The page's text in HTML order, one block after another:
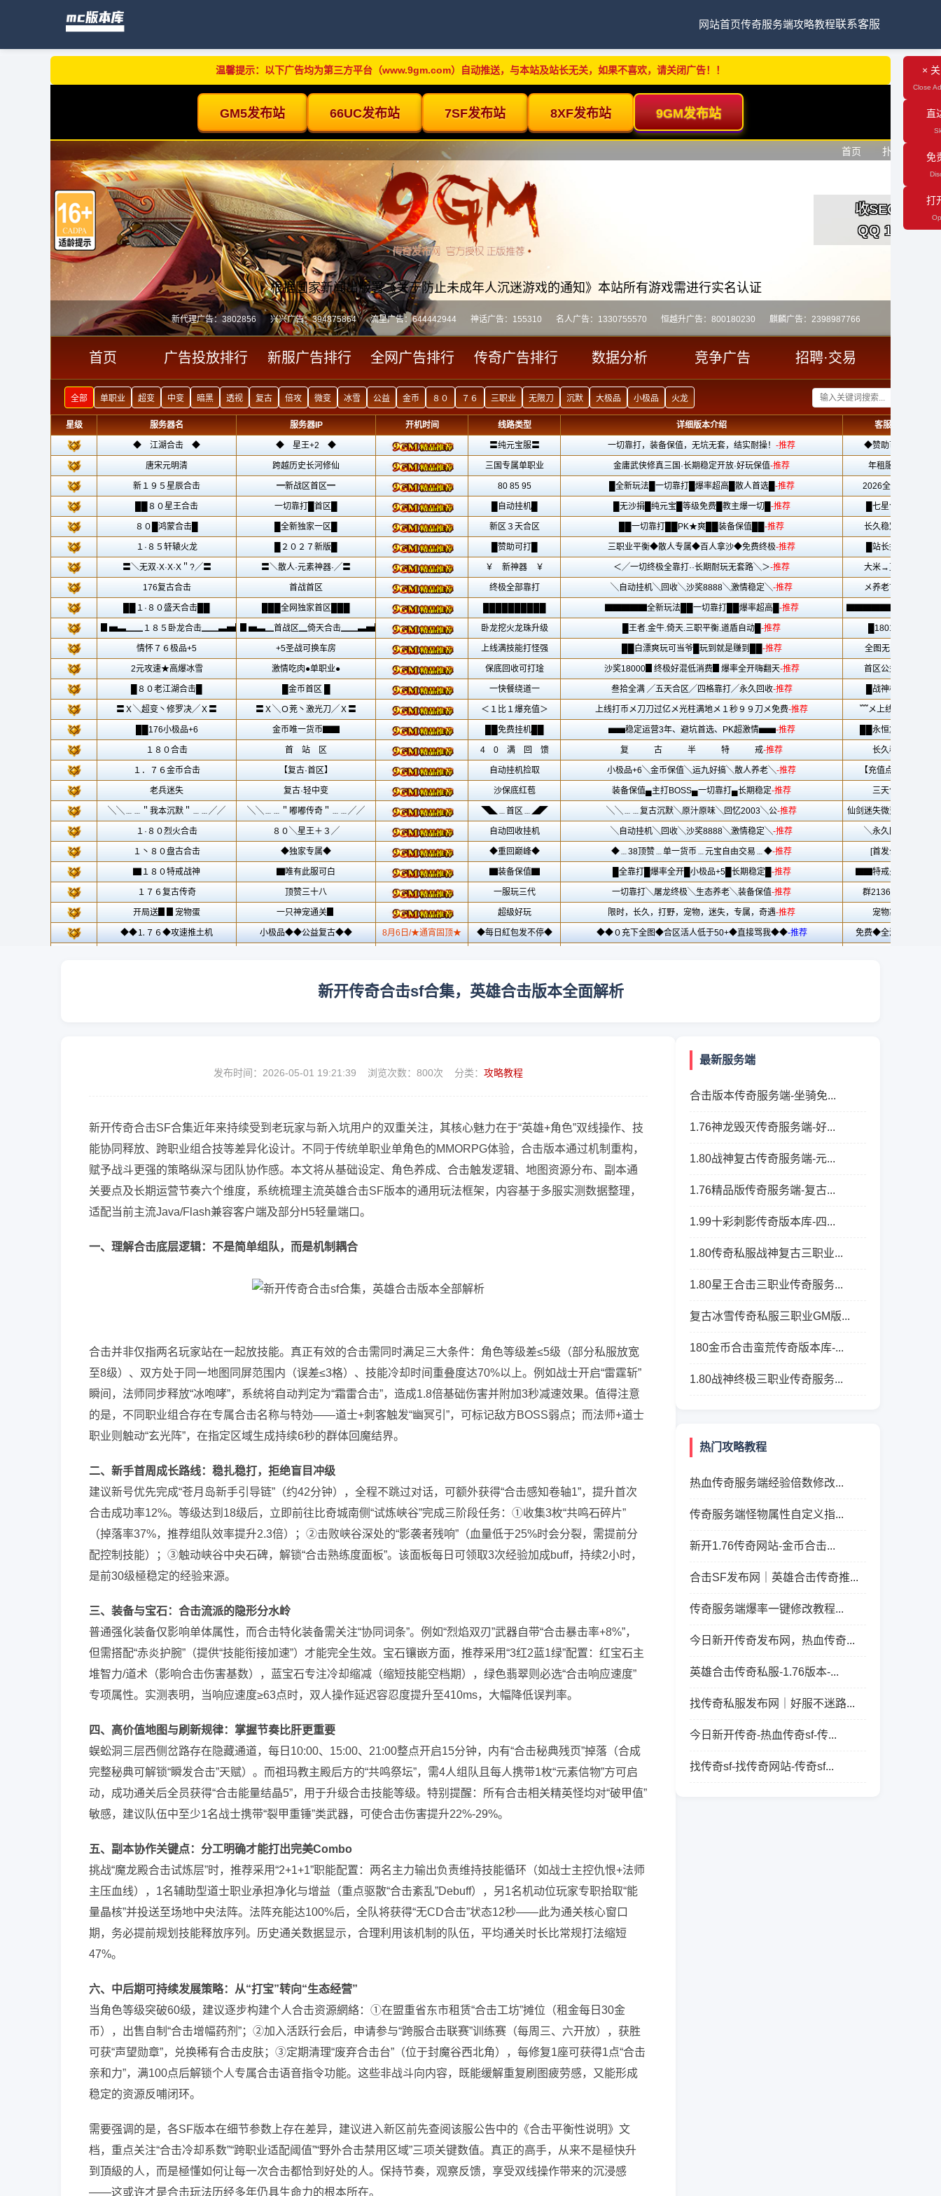
网站首页传奇服务端攻略教程联系客服
温馨提示：以下广告均为第三方平台（www.9gm.com）自动推送，与本站及站长无关，如果不喜欢，请关闭广告！！ ×
Close
直
免
打
新开传奇合击sf合集，英雄合击版本全面解析
发布时间：2026-05-01 19:21:39 浏览次数： 800次 分类： 攻略教程
新开传奇合击SF合集近年来持续受到老玩家与新入坑用户的双重关注，其核心魅力在于“英雄+角色”双线操作、技
能协同释放、跨职业组合技等差异化设计。不同于传统单职业单角色的MMORPG体验，合击版本通过机制重构，
赋予战斗更强的策略纵深与团队协作感。本文将从基础设定、角色养成、合击触发逻辑、地图资源分布、副本通
关要点及长期运营节奏六个维度，系统梳理主流英雄合击SF版本的通用玩法框架，内容基于多服实测数据整理，
适配当前主流Java/Flash兼容客户端及部分H5轻量端口。
一、理解合击底层逻辑：不是简单组队，而是机制耦合
合击并非仅指两名玩家站在一起放技能。真正有效的合击需同时满足三大条件：角色等级差≤5级（部分私服放宽
至8级）、双方处于同一地图同屏范围内（误差≤3格）、技能冷却时间重叠度达70%以上。例如战士开启“雷霆斩”
瞬间，法师同步释放“冰咆哮”，系统将自动判定为“霜雷合击”，造成1.8倍基础伤害并附加3秒减速效果。值得注意
的是，不同职业组合存在专属合击名称与特効——道士+刺客触发“幽冥引”，可标记敌方BOSS弱点；而法师+道士
职业则触动“玄光阵”，在指定区域生成持续6秒的群体回魔结界。
二、新手首周成长路线：稳扎稳打，拒绝盲目冲级
建议新号优先完成“苍月岛新手引导链”（约42分钟），全程不跳过对话，可额外获得“合击感知卷轴1”，提升首次
合击成功率12%。等级达到18级后，立即前往比奇城南侧“试炼峡谷”完成三阶段任务：①收集3枚“共鸣石碎片”
（掉落率37%，推荐组队效率提升2.3倍）；②击败峡谷深处的“影袭者残响”（血量低于25%时会分裂，需提前分
配控制技能）；③触动峡谷中央石碑，解锁“合击熟练度面板”。该面板每日可领取3次经验加成buff，持续2小时，
是前30级極稳定的经验来源。
三、装备与宝石：合击流派的隐形分水岭
普通强化装备仅影响单体属性，而合击特化装备需关注“协同词条”。例如“烈焰双刃”武器自带“合击暴击率+8%”，
但需搭配“赤炎护腕”（提供“技能衔接加速”）才能完全生效。宝石镶嵌方面，推荐采用“3红2蓝1绿”配置：红宝石主
堆智力/道术（影响合击伤害基数），蓝宝石专注冷却缩减（缩短技能空档期），绿色翡翠则必选“合击响应速度”
专项属性。实测表明，当响应速度≥63点时，双人操作延迟容忍度提升至410ms，大幅降低误判率。
四、高价值地图与刷新规律：掌握节奏比肝更重要
蜈蚣洞三层西侧岔路存在隐藏通道，每日10:00、15:00、21:00整点开启15分钟，内有“合击秘典残页”掉落（合成
完整秘典可解锁“瞬发合击”天赋）。而祖玛教主殿后方的“共鸣祭坛”，需4人组队且每人携带1枚“元素信物”方可启
动，成功通关后全员获得“合击能量结晶5”，用于升级合击技能等级。特别提醒：所有合击相关精英怪均对“破甲值”
敏感，建议队伍中至少1名战士携带“裂甲重锤”类武器，可使合击伤害提升22%-29%。
五、副本协作关键点：分工明确才能打出完美Combo
挑战“魔龙殿合击试炼层”时，推荐采用“2+1+1”职能配置：两名主力输出负责维持技能循环（如战士主控仇恨+法师
主压血线），1名辅助型道士职业承担净化与增益（重点驱散“合击紊乱”Debuff），另1名机动位玩家专职拾取“能
量晶核”并投送至场地中央法阵。法阵充能达100%后，全队将获得“无CD合击”状态12秒——此为通关核心窗口
期，务必提前规划技能释放序列。历史通关数据显示，合理利用该机制的队伍，平均通关时长比常规打法缩短
47%。
六、中后期可持续发展策略：从“打宝”转向“生态经营”
当角色等级突破60级，建议逐步构建个人合击资源網絡：①在盟重省东市租赁“合击工坊”摊位（租金每日30金
币），出售自制“合击增幅药剂”；②加入活跃行会后，申请参与“跨服合击联赛”训练赛（每周三、六开放），获胜
可获“声望勋章”，兑换稀有合击皮肤；③定期清理“废弃合击台”（位于封魔谷西北角），每修复1座可获得1点“合击
亲和力”，满100点后解锁个人专属合击语音指令功能。这些非战斗向内容，既能缓解重复刷图疲劳感，又能形成
稳定的资源反哺闭环。
需要强调的是，各SF版本在细节参数上存在差异，建议进入新区前先查阅该服公告中的《合击平衡性说明》文
档，重点关注“合击冷却系数”“跨职业适配阈值”“野外合击禁用区域”三项关键数值。真正的高手，从来不是極快升
到頂級的人，而是極懂如何让每一次合击都恰到好处的人。保持节奏，观察反馈，享受双线操作带来的沉浸感
——这或许才是合击玩法历经多年仍具生命力的根本所在。
最新服务端
合击版本传奇服务端-坐骑免...
1.76神龙毁灭传奇服务端-好...
1.80战神复古传奇服务端-元...
1.76精品版传奇服务端-复古...
1.99十彩刺影传奇版本库-四...
1.80传奇私服战神复古三职业...
1.80星王合击三职业传奇服务...
复古冰雪传奇私服三职业GM版...
180金币合击蛮荒传奇版本库-...
1.80战神终极三职业传奇服务...
热门攻略教程
热血传奇服务端经验倍数修改...
传奇服务端怪物属性自定义指...
新开1.76传奇网站-金币合击...
合击SF发布网｜英雄合击传奇推...
传奇服务端爆率一键修改教程...
今日新开传奇发布网，热血传奇...
英雄合击传奇私服-1.76版本-...
找传奇私服发布网｜好服不迷路...
今日新开传奇-热血传奇sf-传...
找传奇sf-找传奇网站-传奇sf...